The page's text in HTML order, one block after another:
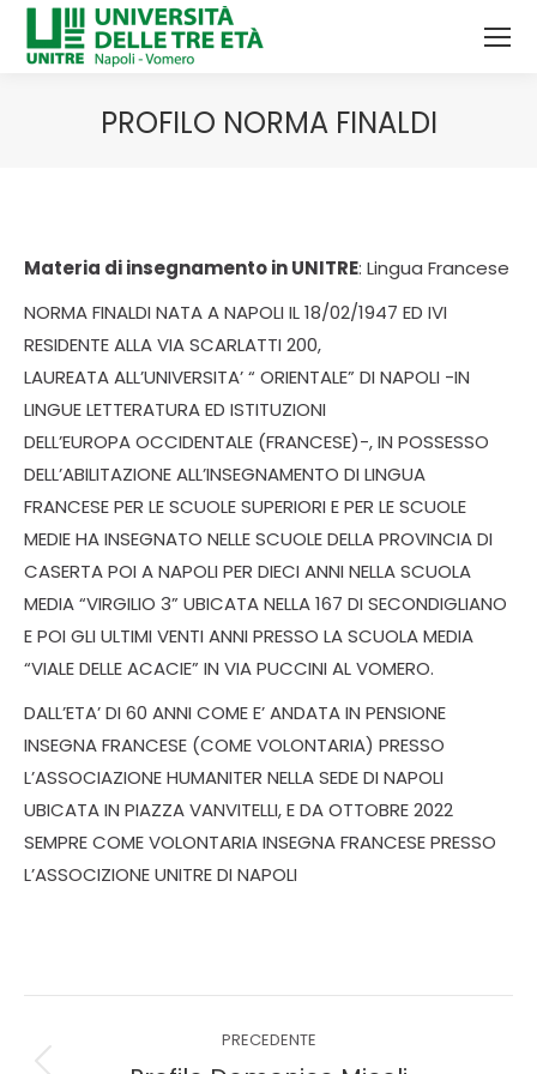
PROFILO NORMA FINALDI
Materia di insegnamento in UNITRE: Lingua Francese
NORMA FINALDI NATA A NAPOLI IL 18/02/1947 ED IVI
RESIDENTE ALLA VIA SCARLATTI 200,
LAUREATA ALL’UNIVERSITA’ “ ORIENTALE” DI NAPOLI -IN
LINGUE LETTERATURA ED ISTITUZIONI
DELL’EUROPA OCCIDENTALE (FRANCESE)-, IN POSSESSO
DELL’ABILITAZIONE ALL’INSEGNAMENTO DI LINGUA
FRANCESE PER LE SCUOLE SUPERIORI E PER LE SCUOLE
MEDIE HA INSEGNATO NELLE SCUOLE DELLA PROVINCIA DI
CASERTA POI A NAPOLI PER DIECI ANNI NELLA SCUOLA
MEDIA “VIRGILIO 3” UBICATA NELLA 167 DI SECONDIGLIANO
E POI GLI ULTIMI VENTI ANNI PRESSO LA SCUOLA MEDIA
“VIALE DELLE ACACIE” IN VIA PUCCINI AL VOMERO.
DALL’ETA’ DI 60 ANNI COME E’ ANDATA IN PENSIONE
INSEGNA FRANCESE (COME VOLONTARIA) PRESSO
L’ASSOCIAZIONE HUMANITER NELLA SEDE DI NAPOLI
UBICATA IN PIAZZA VANVITELLI, E DA OTTOBRE 2022
SEMPRE COME VOLONTARIA INSEGNA FRANCESE PRESSO
L’ASSOCIZIONE UNITRE DI NAPOLI
PRECEDENTE